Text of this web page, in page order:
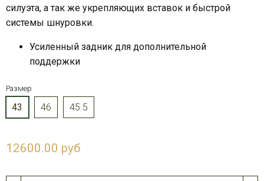
силуэта, а так же укрепляющих вставок и быстрой
системы шнуровки.
Усиленный задник для дополнительной
поддержки
Размер
43 46 45.5
12600.00 руб